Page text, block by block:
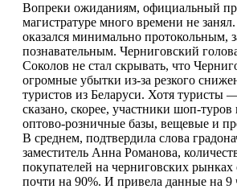
Вопреки ожиданиям, официальный
магистратуре много времени не
оказался минимально протокольным,
познавательным. Черниговский
Соколов не стал скрывать, что
огромные убытки из-за резкого
туристов из Беларуси. Хотя туристы
сказано, скорее, участники шоп-
оптово-розничные базы, вещевые и
В среднем, подтвердила слова
заместитель Анна Романова,
покупателей на черниговских рынках
почти на 90%. И привела данные на 9